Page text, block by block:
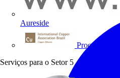
Aureside
Procobre
Serviços para o Setor 5